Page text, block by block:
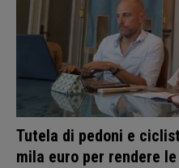
Tutela di pedoni e
mila euro per rendere